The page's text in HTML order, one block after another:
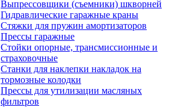
Выпрессовщики (съемники) шкворней
Гидравлические гаражные краны
Стяжки для пружин амортизаторов
Прессы гаражные
Стойки опорные, трансмиссионные и
страховочные
Станки для наклепки накладок на
тормозные колодки
Прессы для утилизации масляных
фильтров